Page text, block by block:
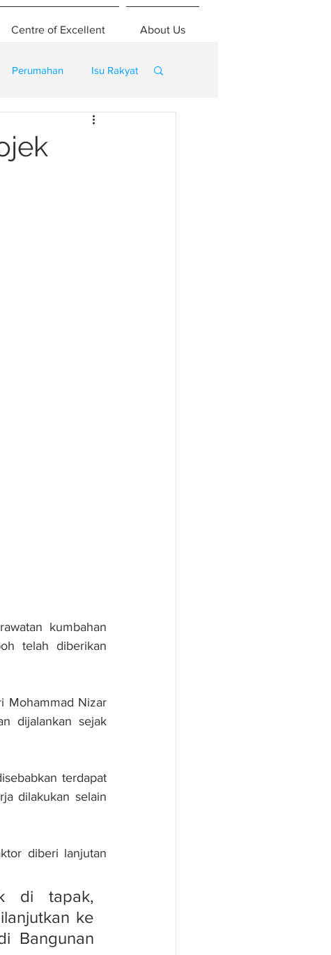
Centre of Excellent About Us
Perumahan Isu Rakyat
kumbahan
telah diberikan
Mohammad Nizar
dijalankan sejak
terdapat
dilakukan selain
diberi lanjutan
di tapak,
ke
Bangunan